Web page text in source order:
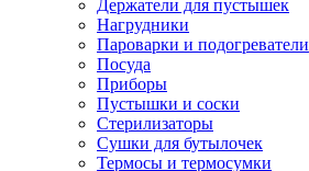
Держатели для пустышек
Нагрудники
Пароварки и подогреватели
Посуда
Приборы
Пустышки и соски
Стерилизаторы
Сушки для бутылочек
Термосы и термосумки